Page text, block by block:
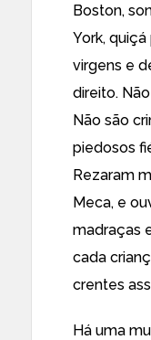
Boston,
York,
virgens e
direito.
Não são
piedosos
Rezaram
Meca, e
madraças
cada
crentes
Há uma